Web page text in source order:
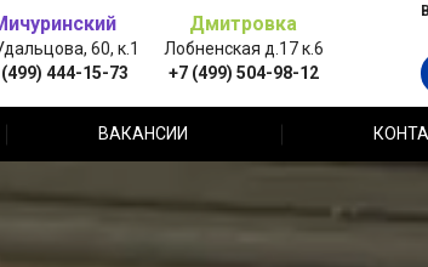
60, к.1
444-15-73
Дмитровка
Лобненская д.17 к.6
+7 (499) 504-98-12
ВАКАНСИИ